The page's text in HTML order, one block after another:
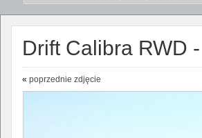
Drift Calibra RWD
« poprzednie zdjęcie